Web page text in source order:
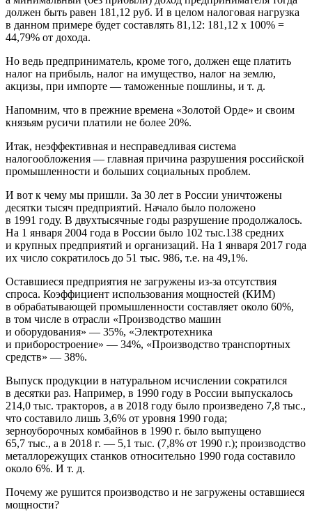
должен быть равен 181,12 руб. И в целом налоговая нагрузка
в данном примере будет составлять 81,12: 181,12 х 100% =
44,79% от дохода.
Но ведь предприниматель, кроме того, должен еще платить
налог на прибыль, налог на имущество, налог на землю,
акцизы, при импорте — таможенные пошлины, и т. д.
Напомним, что в прежние времена «Золотой Орде» и своим
князьям русичи платили не более 20%.
Итак, неэффективная и несправедливая система
налогообложения — главная причина разрушения российской
промышленности и больших социальных проблем.
И вот к чему мы пришли. За 30 лет в России уничтожены
десятки тысяч предприятий. Начало было положено
в 1991 году. В двухтысячные годы разрушение продолжалось.
На 1 января 2004 года в России было 102 тыс.138 средних
и крупных предприятий и организаций. На 1 января 2017 года
их число сократилось до 51 тыс. 986, т.е. на 49,1%.
Оставшиеся предприятия не загружены из-за отсутствия
спроса. Коэффициент использования мощностей (КИМ)
в обрабатывающей промышленности составляет около 60%,
в том числе в отрасли «Производство машин
и оборудования» — 35%, «Электротехника
и приборостроение» — 34%, «Производство транспортных
средств» — 38%.
Выпуск продукции в натуральном исчислении сократился
в десятки раз. Например, в 1990 году в России выпускалось
214,0 тыс. тракторов, а в 2018 году было произведено 7,8 тыс.,
что составило лишь 3,6% от уровня 1990 года;
зерноуборочных комбайнов в 1990 г. было выпущено
65,7 тыс., а в 2018 г. — 5,1 тыс. (7,8% от 1990 г.); производство
металлорежущих станков относительно 1990 года составило
около 6%. И т. д.
Почему же рушится производство и не загружены оставшиеся
мощности?